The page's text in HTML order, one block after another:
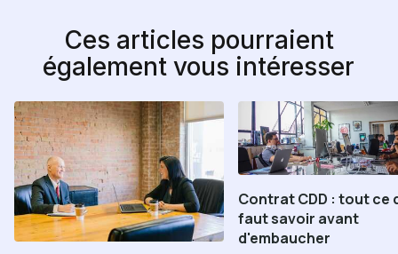
Ces articles pourraient
également vous intéresser
Contrat CDD : tout ce
faut savoir avant
d'embaucher